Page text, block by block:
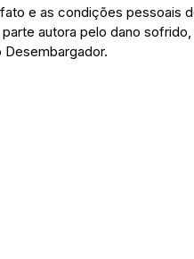
e as condições pessoais
autora pelo dano
Desembargador.